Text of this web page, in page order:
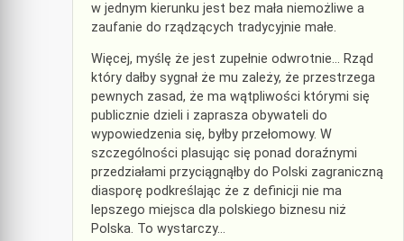
w jednym kierunku jest bez mała niemożliwe a
zaufanie do rządzących tradycyjnie małe.
Więcej, myślę że jest zupełnie odwrotnie… Rząd
który dałby sygnał że mu zależy, że przestrzega
pewnych zasad, że ma wątpliwości którymi się
publicznie dzieli i zaprasza obywateli do
wypowiedzenia się, byłby przełomowy. W
szczególności plasując się ponad doraźnymi
przedziałami przyciągnąłby do Polski zagraniczną
diasporę podkreślając że z definicji nie ma
lepszego miejsca dla polskiego biznesu niż
Polska. To wystarczy…